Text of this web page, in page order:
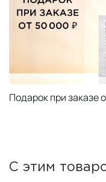
Подарок при заказе
С этим